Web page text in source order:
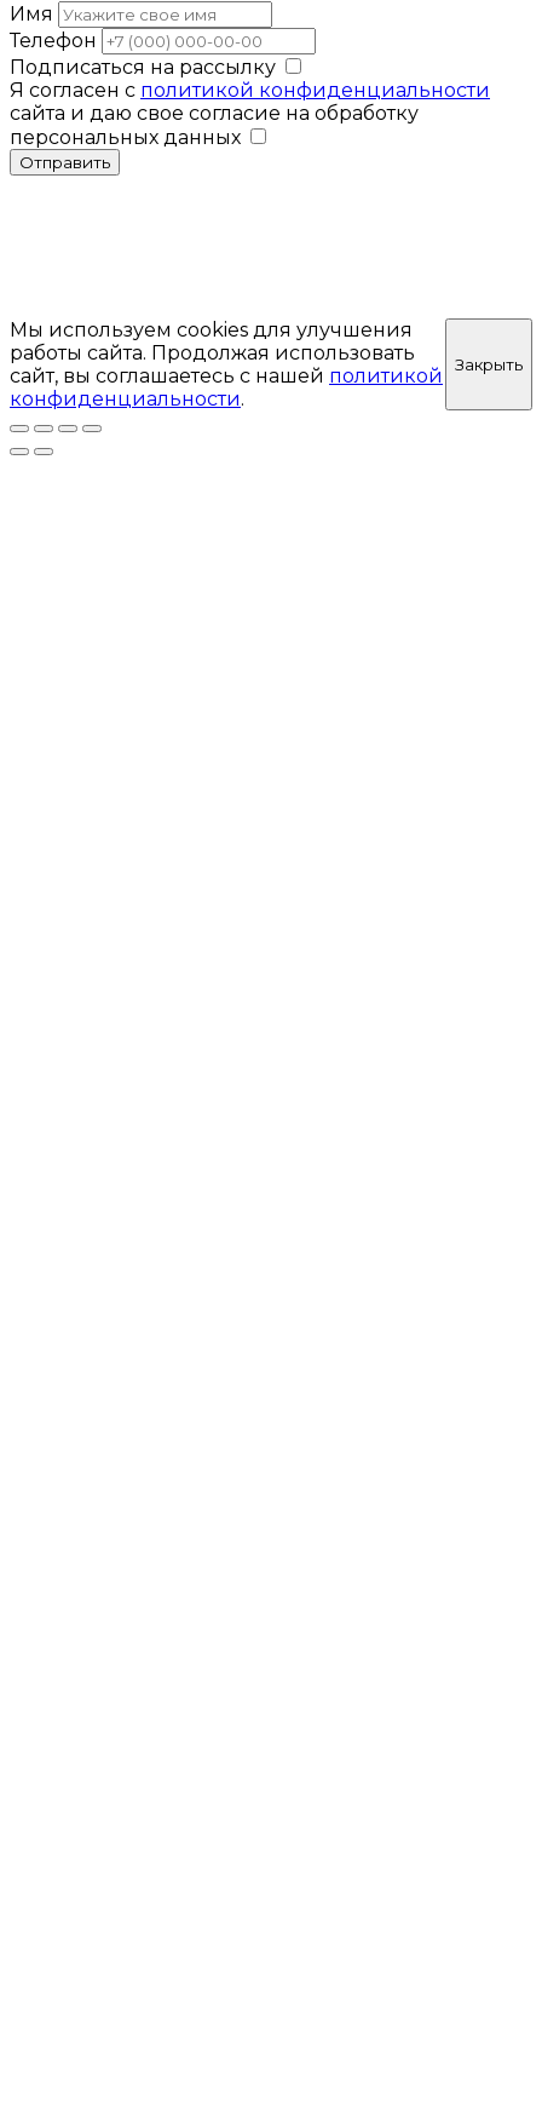
Имя
Телефон
Подписаться на рассылку
Я согласен с политикой конфиденциальности
сайта и даю свое согласие на обработку
персональных данных
Отправить
Мы используем cookies для улучшения
работы сайта. Продолжая использовать
сайт, вы соглашаетесь с нашей политикой
конфиденциальности.
Закрыть